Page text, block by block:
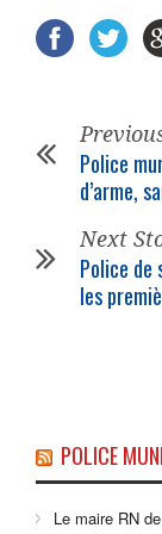
Police
d’arme,
Next
Police de
les
POLICE
Le maire RN